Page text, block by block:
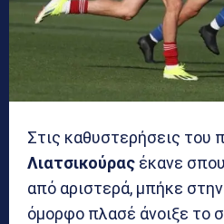
Στις καθυστερήσεις του
Λιατσικούρας έκανε
από αριστερά, μπήκε
όμορφο πλασέ άνοιξε το